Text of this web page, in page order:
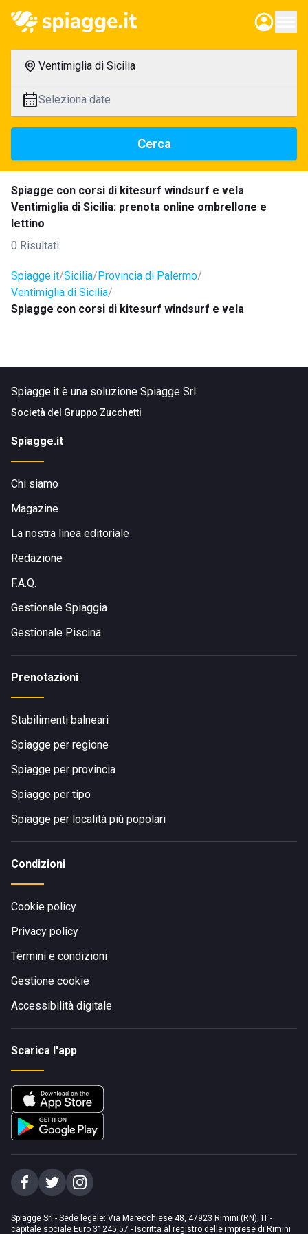
Ventimiglia di Sicilia
Seleziona date
Cerca
Spiagge con corsi di kitesurf windsurf e vela
Ventimiglia di Sicilia: prenota online ombrellone e
lettino
0 Risultati
Spiagge.it Sicilia Provincia di Palermo
Ventimiglia di Sicilia
Spiagge con corsi di kitesurf windsurf e vela
Spiagge.it è una soluzione Spiagge Srl
Società del Gruppo Zucchetti
Spiagge.it
Chi siamo
Magazine
La nostra linea editoriale
Redazione
F.A.Q.
Gestionale Spiaggia
Gestionale Piscina
Prenotazioni
Stabilimenti balneari
Spiagge per regione
Spiagge per provincia
Spiagge per tipo
Spiagge per località più popolari
Condizioni
Cookie policy
Privacy policy
Termini e condizioni
Gestione cookie
Accessibilità digitale
Scarica l'app
Spiagge Srl - Sede legale: Via Marecchiese 48, 47923 Rimini (RN), IT -
capitale sociale Euro 31245,57 - Iscritta al registro delle imprese di Rimini